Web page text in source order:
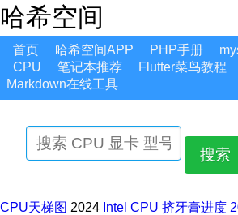
哈希空间
首页 哈希空间APP PHP手册
CPU
笔记本推荐 Flutter菜鸟教程
Markdown在线工具
搜索
CPU天梯图 2024 Intel CPU 挤牙膏进度